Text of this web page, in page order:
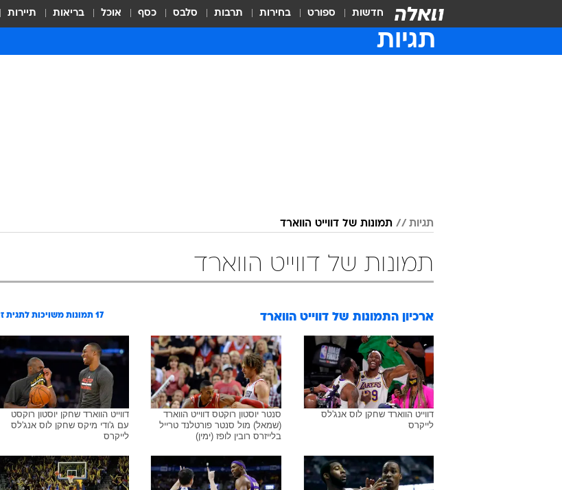
חדשות ספורט בחירות תרבות סלבס כסף אוכל בריאות תיירות
תגיות
תגיות תמונות של דווייט הווארד
תמונות של דווייט הווארד
ארכיון התמונות של דווייט הווארד 17 תמונות משויכות לתגית זו
דווייט הווארד שחקן לוס אנג'לס
לייקרס
סנטר יוסטון רוקטס דווייט הווארד
(שמאל) מול סנטר פורטלנד טרייל
בלייזרס רובין לופז (ימין)
דווייט הווארד שחקן יוסטון רוקסט
עם ג'ודי מיקס שחקן לוס אנג'לס
לייקרס